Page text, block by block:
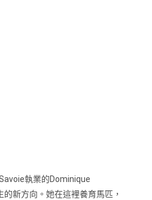
執業的Dominique
新方向。她在這裡養育馬匹，